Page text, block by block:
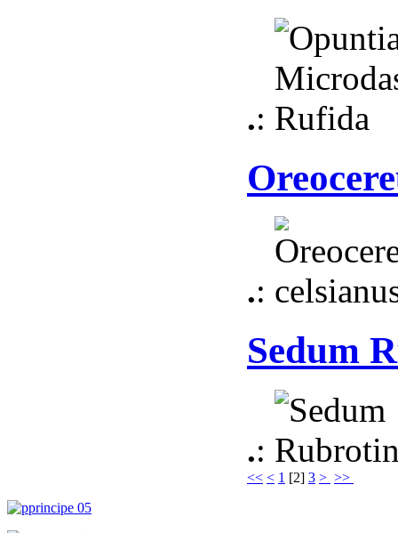
.:
.:
Sedum
.:
<< < 1 [2] 3 > >>